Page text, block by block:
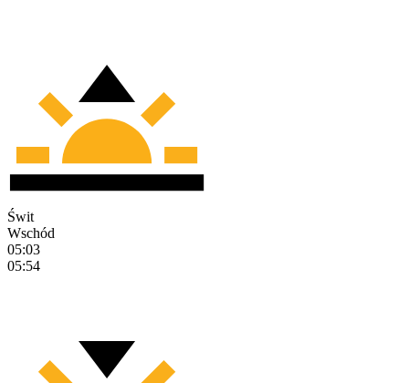
Świt
Wschód
05:03
05:54